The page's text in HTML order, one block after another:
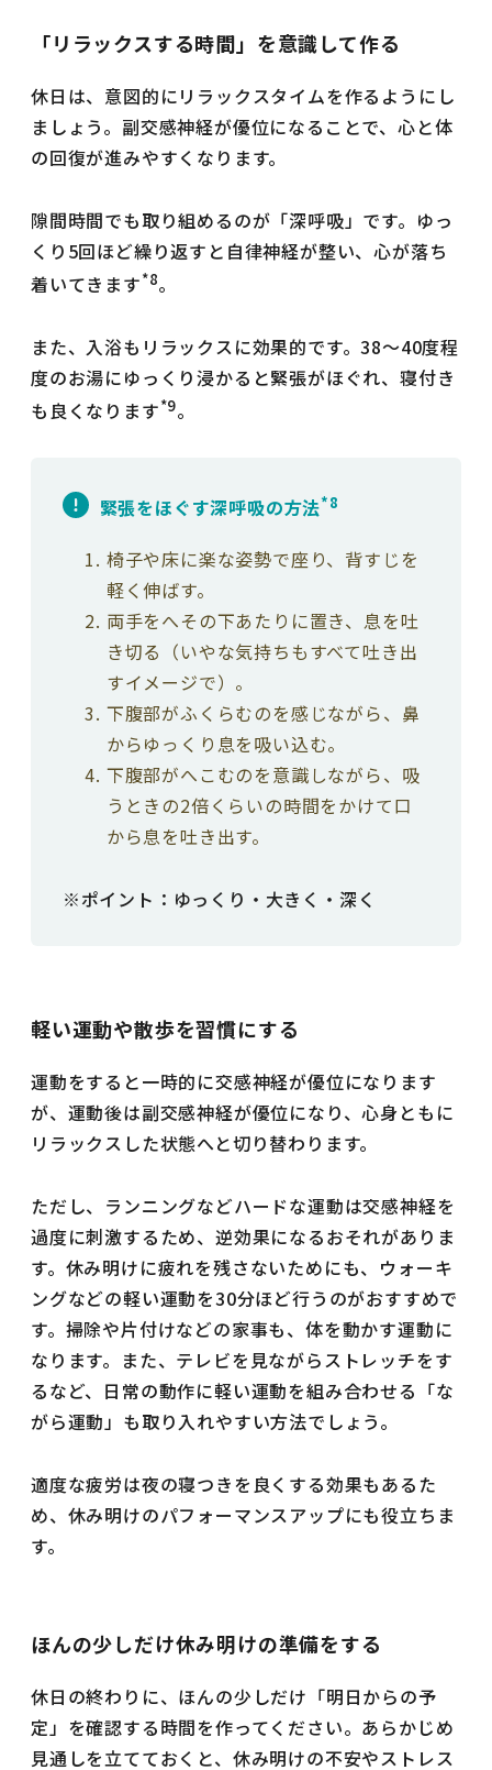
「リラックスする時間」を意識して作る
休日は、意図的にリラックスタイムを作るようにし
ましょう。副交感神経が優位になることで、心と体
の回復が進みやすくなります。
隙間時間でも取り組めるのが「深呼吸」です。ゆっ
くり5回ほど繰り返すと自律神経が整い、心が落ち
着いてきます*8。
また、入浴もリラックスに効果的です。38〜40度程
度のお湯にゆっくり浸かると緊張がほぐれ、寝付き
も良くなります*9。
緊張をほぐす深呼吸の方法*8
椅子や床に楽な姿勢で座り、背すじを
軽く伸ばす。
両手をへその下あたりに置き、息を吐
き切る（いやな気持ちもすべて吐き出
すイメージで）。
下腹部がふくらむのを感じながら、鼻
からゆっくり息を吸い込む。
下腹部がへこむのを意識しながら、吸
うときの2倍くらいの時間をかけて口
から息を吐き出す。
※ポイント：ゆっくり・大きく・深く
軽い運動や散歩を習慣にする
運動をすると一時的に交感神経が優位になります
が、運動後は副交感神経が優位になり、心身ともに
リラックスした状態へと切り替わります。
ただし、ランニングなどハードな運動は交感神経を
過度に刺激するため、逆効果になるおそれがありま
す。休み明けに疲れを残さないためにも、ウォーキ
ングなどの軽い運動を30分ほど行うのがおすすめで
す。掃除や片付けなどの家事も、体を動かす運動に
なります。また、テレビを見ながらストレッチをす
るなど、日常の動作に軽い運動を組み合わせる「な
がら運動」も取り入れやすい方法でしょう。
適度な疲労は夜の寝つきを良くする効果もあるた
め、休み明けのパフォーマンスアップにも役立ちま
す。
ほんの少しだけ休み明けの準備をする
休日の終わりに、ほんの少しだけ「明日からの予
定」を確認する時間を作ってください。あらかじめ
見通しを立てておくと、休み明けの不安やストレス